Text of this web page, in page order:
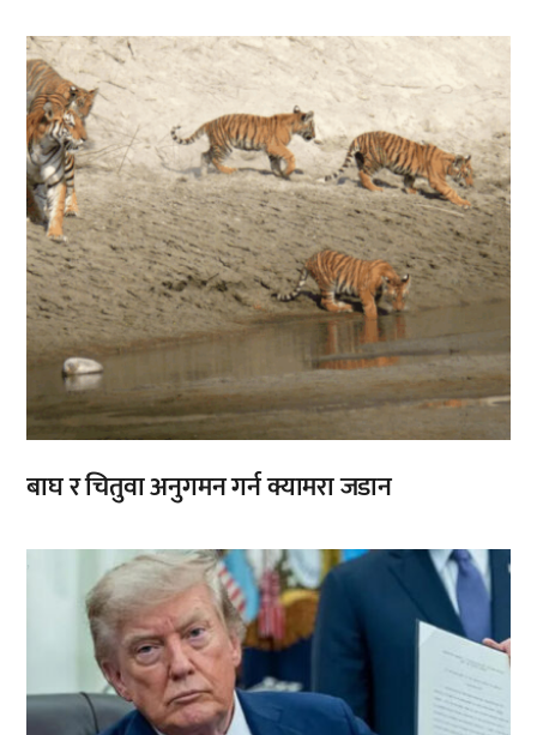
बाघ र चितुवा अनुगमन गर्न क्यामरा जडान